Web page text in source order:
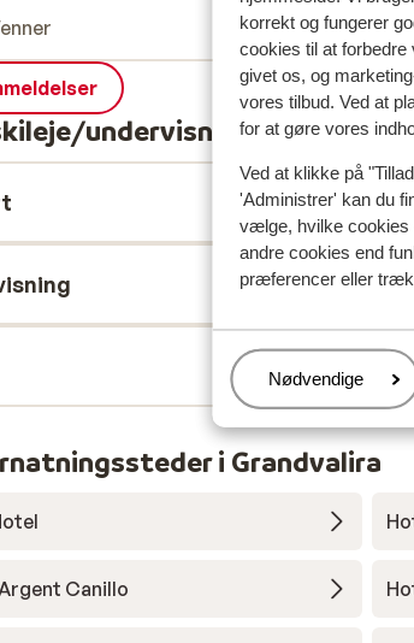
korrekt og fungerer
cookies til at
givet os, og
vores tilbud. Ved at
for at gøre vores
Ved at klikke på
'Administrer' kan du
vælge, hvilke cookies
andre cookies end
præferencer eller
Administrer
Nødvendige
undervisning
i Grandvalira
Canillo